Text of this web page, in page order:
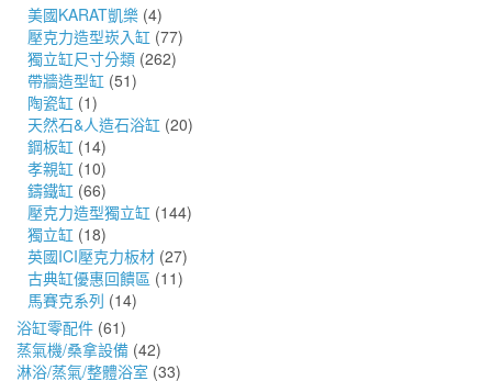
美國KARAT凱樂 (4)
壓克力造型崁入缸 (77)
獨立缸尺寸分類 (262)
帶牆造型缸 (51)
陶瓷缸 (1)
天然石&人造石浴缸 (20)
鋼板缸 (14)
孝親缸 (10)
鑄鐵缸 (66)
壓克力造型獨立缸 (144)
獨立缸 (18)
英國ICI壓克力板材 (27)
古典缸優惠回饋區 (11)
馬賽克系列 (14)
浴缸零配件 (61)
蒸氣機/桑拿設備 (42)
淋浴/蒸氣/整體浴室 (33)